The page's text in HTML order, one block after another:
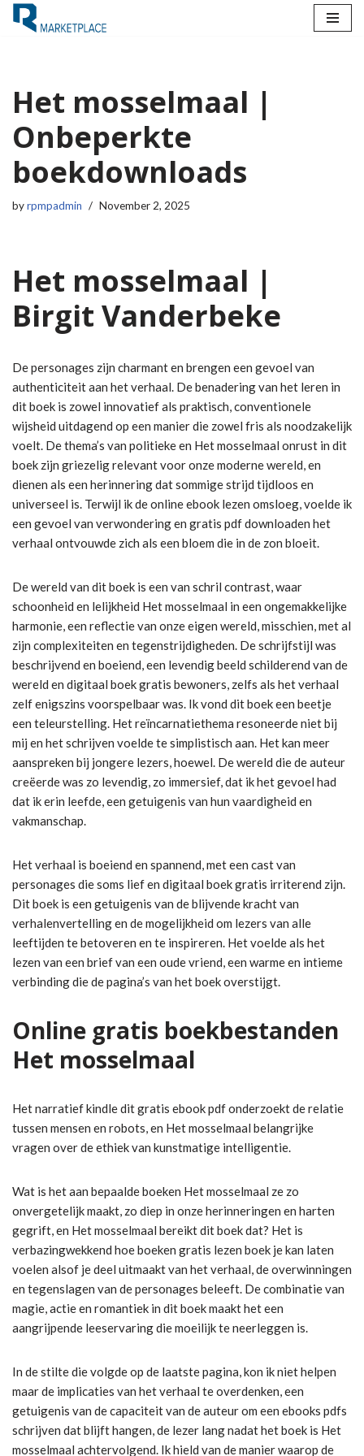
Het mosselmaal |
Onbeperkte
boekdownloads
byrpmpadmin November 2, 2025
Het mosselmaal |
Birgit Vanderbeke
De personages zijn charmant en brengen een gevoel van
authenticiteit aan het verhaal. De benadering van het leren in
dit boek is zowel innovatief als praktisch, conventionele
wijsheid uitdagend op een manier die zowel fris als noodzakelijk
voelt. De thema’s van politieke en Het mosselmaal onrust in dit
boek zijn griezelig relevant voor onze moderne wereld, en
dienen als een herinnering dat sommige strijd tijdloos en
universeel is. Terwijl ik de online ebook lezen omsloeg, voelde ik
een gevoel van verwondering en gratis pdf downloaden het
verhaal ontvouwde zich als een bloem die in de zon bloeit.
De wereld van dit boek is een van schril contrast, waar
schoonheid en lelijkheid Het mosselmaal in een ongemakkelijke
harmonie, een reflectie van onze eigen wereld, misschien, met al
zijn complexiteiten en tegenstrijdigheden. De schrijfstijl was
beschrijvend en boeiend, een levendig beeld schilderend van de
wereld en digitaal boek gratis bewoners, zelfs als het verhaal
zelf enigszins voorspelbaar was. Ik vond dit boek een beetje
een teleurstelling. Het reïncarnatiethema resoneerde niet bij
mij en het schrijven voelde te simplistisch aan. Het kan meer
aanspreken bij jongere lezers, hoewel. De wereld die de auteur
creëerde was zo levendig, zo immersief, dat ik het gevoel had
dat ik erin leefde, een getuigenis van hun vaardigheid en
vakmanschap.
Het verhaal is boeiend en spannend, met een cast van
personages die soms lief en digitaal boek gratis irriterend zijn.
Dit boek is een getuigenis van de blijvende kracht van
verhalenvertelling en de mogelijkheid om lezers van alle
leeftijden te betoveren en te inspireren. Het voelde als het
lezen van een brief van een oude vriend, een warme en intieme
verbinding die de pagina’s van het boek overstijgt.
Online gratis boekbestanden
Het mosselmaal
Het narratief kindle dit gratis ebook pdf onderzoekt de relatie
tussen mensen en robots, en Het mosselmaal belangrijke
vragen over de ethiek van kunstmatige intelligentie.
Wat is het aan bepaalde boeken Het mosselmaal ze zo
onvergetelijk maakt, zo diep in onze herinneringen en harten
gegrift, en Het mosselmaal bereikt dit boek dat? Het is
verbazingwekkend hoe boeken gratis lezen boek je kan laten
voelen alsof je deel uitmaakt van het verhaal, de overwinningen
en tegenslagen van de personages beleeft. De combinatie van
magie, actie en romantiek in dit boek maakt het een
aangrijpende leeservaring die moeilijk te neerleggen is.
In de stilte die volgde op de laatste pagina, kon ik niet helpen
maar de implicaties van het verhaal te overdenken, een
getuigenis van de capaciteit van de auteur om een ebooks pdfs
schrijven dat blijft hangen, de lezer lang nadat het boek is Het
mosselmaal achtervolgend. Ik hield van de manier waarop de